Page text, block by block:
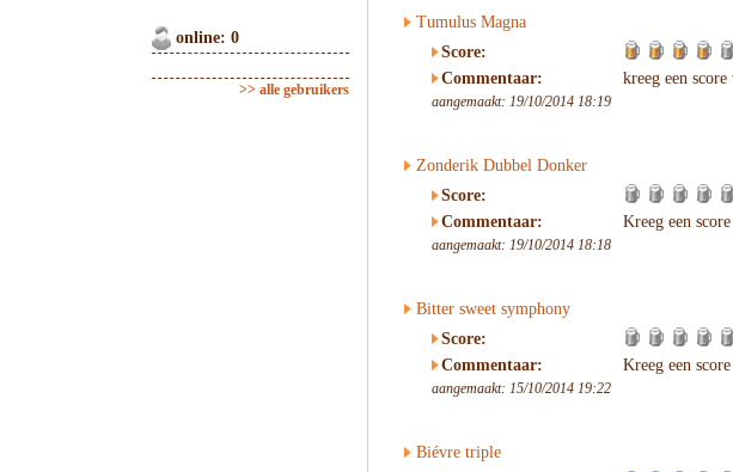
online: 0
>> alle gebruikers
Tumulus Magna
Score:
Commentaar:
kreeg een
aangemaakt: 19/10/2014 18:19
Zonderik Dubbel Donker
Score:
Commentaar:
Kreeg een
aangemaakt: 19/10/2014 18:18
Bitter sweet symphony
Score:
Commentaar:
Kreeg een
aangemaakt: 15/10/2014 19:22
Biévre triple